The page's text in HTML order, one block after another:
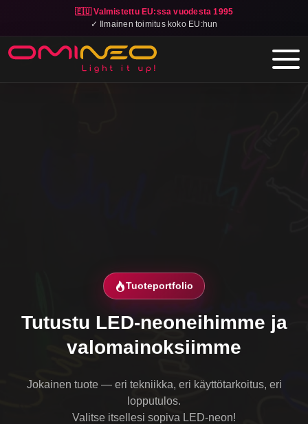
🇪🇺 Valmistettu EU:ssa vuodesta 1995
✓ Ilmainen toimitus koko EU:hun
Skip to main content
Tuoteportfolio
Tutustu LED-neoneihimme ja
valomainoksiimme
Jokainen tuote — eri tekniikka, eri käyttötarkoitus, eri
lopputulos.
Valitse itsellesi sopiva LED-neon!